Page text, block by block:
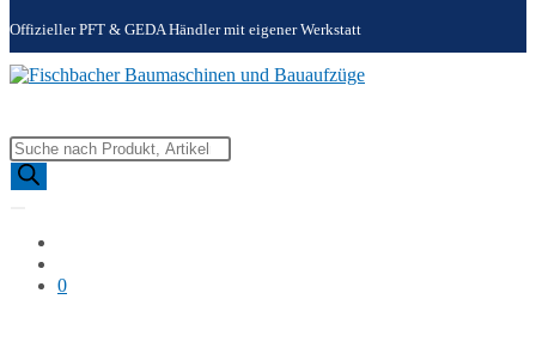
Offizieller PFT & GEDA Händler mit eigener Werkstatt
Products
search
0